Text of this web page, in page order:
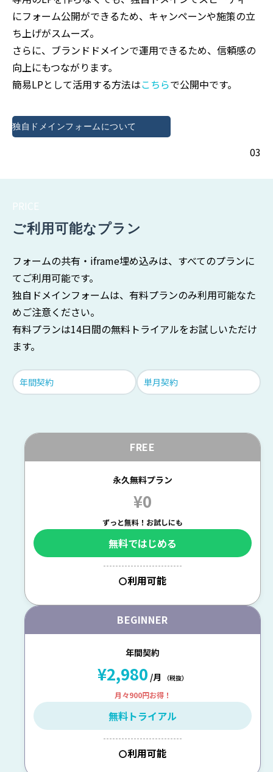
にフォーム公開ができるため、キャンペーンや施策の立
ち上げがスムーズ。
さらに、ブランドドメインで運用できるため、信頼感の
向上にもつながります。
簡易LPとして活用する方法はこちらで公開中です。
独自ドメインフォームについて
03
PRICE
ご利用可能なプラン
フォームの共有・iframe埋め込みは、すべてのプランに
てご利用可能です。
独自ドメインフォームは、有料プランのみ利用可能なた
めご注意ください。
有料プランは14日間の無料トライアルをお試しいただけ
ます。
年間契約 単月契約
FREE
永久無料プラン
¥0
ずっと無料！お試しにも
無料ではじめる
--------------------------
〇利用可能
BEGINNER
年間契約
¥2,980 /月 （税抜）
月々900円お得！
無料トライアル
--------------------------
〇利用可能